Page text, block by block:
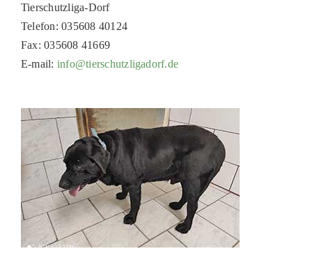
TIERHEIME
HELFER WERDEN
Tierschutzliga-Dorf
Telefon: 035608 40124
Fax: 035608 41669
E-mail: info@tierschutzligadorf.de